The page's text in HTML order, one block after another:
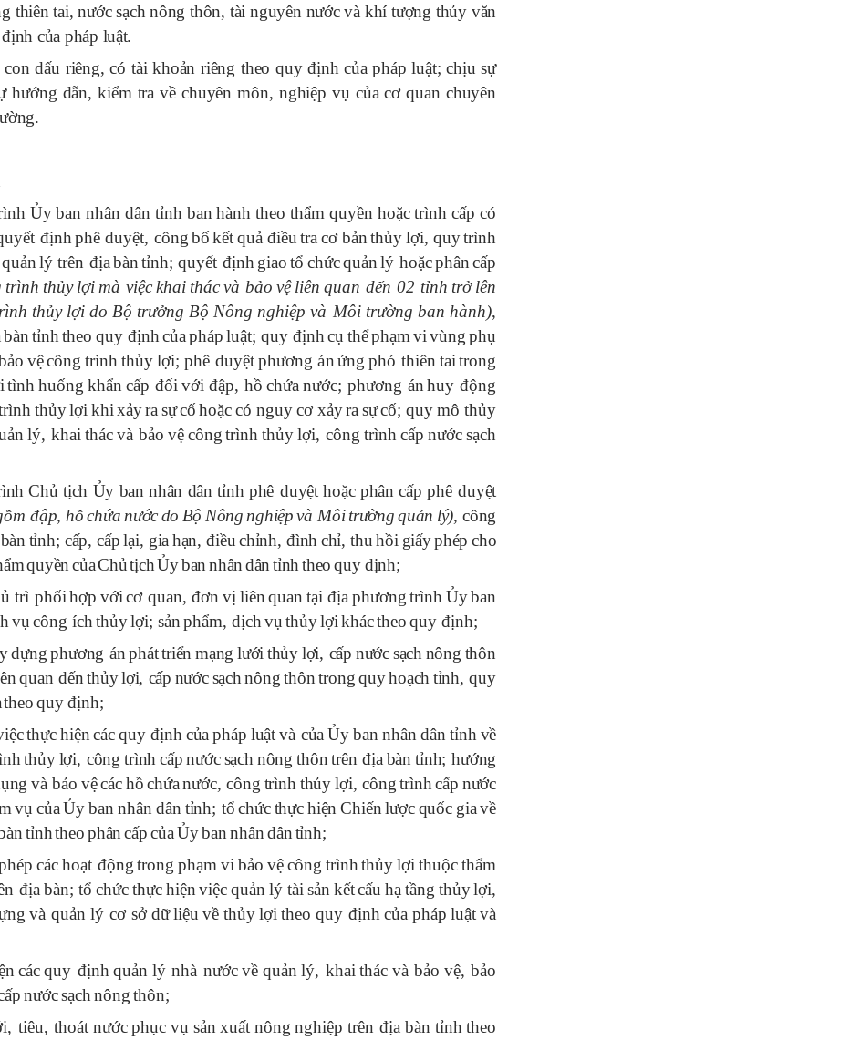
thiên tai, nước sạch nông thôn, tài nguyên nước và khí tượng thủy văn
của pháp luật.
dấu riêng, có tài khoản riêng theo quy định của pháp luật; chịu sự
dẫn, kiểm tra về chuyên môn, nghiệp vụ của cơ quan chuyên
ình Ủy ban nhân dân tỉnh ban hành theo thẩm quyền hoặc trình cấp có
địnhphêduyệt, côngbố kếtquả điều tra cơbảnthủylợi, quytrình
quảnlýtrên địabàntỉnh;quyết định giao tổ chứcquản lý hoặcphâncấp
trình thủy lợi mà việckhai thácvà bảo vệ liên quan đến 02 tỉnh trở lên
ình thủy lợi do Bộ trưởng Bộ Nông nghiệp và Môi trường ban hành),
bàn tỉnh theo quyđịnhcủaphápluật;quy định cụ thểphạmvivùngphụ
vệcông trình thủy lợi;phê duyệtphương án ứng phó thiên tai trong
tình huống khẩn cấp đối với đập,hồ chứa nước; phương án huy động
ình thủylợi khixảyra sựcố hoặccónguycơxảyra sựcố;quymôthủy
lý, khai thác và bảo vệ công trình thủy lợi,công trình cấp nước sạch
ình Chủ tịch Ủy ban nhân dân tỉnh phêduyệt hoặc phân cấp phêduyệt
đập, hồ chứa nướcdo Bộ Nông nghiệp và Môi trường quản lý),công
bàn tỉnh; cấp,cấp lại, gia hạn, điều chỉnh, đình chỉ,thu hồi giấyphép cho
quyềncủaChủ tịchỦybannhândân tỉnhtheoquyđịnh;
trì phối hợp với cơ quan, đơn vị liênquan tại địa phươngtrình Ủyban
vụ công íchthủylợi; sảnphẩm, dịchvụ thủylợikháctheoquy định;
dựngphương ánpháttriển mạng lưới thủylợi, cấp nướcsạch nông thôn
ênquan đếnthủylợi, cấp nướcsạch nông thôn trongquyhoạch tỉnh,quy
theoquyđịnh;
thựchiện cácquyđịnh của pháp luậtvà của Ủy ban nhân dân tỉnh về
nh thủylợi, công trình cấp nước sạch nông thôntrên địa bàn tỉnh; hướng
vàbảo vệcáchồchứa nước,công trình thủylợi, công trình cấp nước
vụ của Ủy ban nhân dân tỉnh; tổ chức thựchiện Chiến lược quốc gia về
àntỉnhtheophân cấpcủaỦybannhândântỉnh;
ép cáchoạtđộng trong phạm vi bảo vệcông trình thủy lợi thuộcthẩm
n địa bàn;tổ chứcthựchiện việcquản lýtài sản kếtcấu hạ tầng thủylợi,
vàquản lý cơsở dữ liệu về thủy lợi theo quyđịnh của pháp luật và
các quy định quản lýnhà nước về quản lý, khai thác vàbảo vệ,bảo
nướcsạchnôngthôn;
, tiêu,thoát nước phục vụ sản xuất nông nghiệp trên địa bàn tỉnh theo